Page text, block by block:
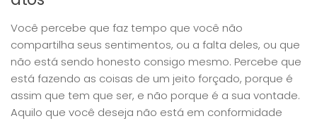
Você percebe que faz tempo que você não
compartilha seus sentimentos, ou a falta deles, ou que
não está sendo honesto consigo mesmo. Percebe que
está fazendo as coisas de um jeito forçado, porque é
assim que tem que ser, e não porque é a sua vontade.
Aquilo que você deseja não está em conformidade